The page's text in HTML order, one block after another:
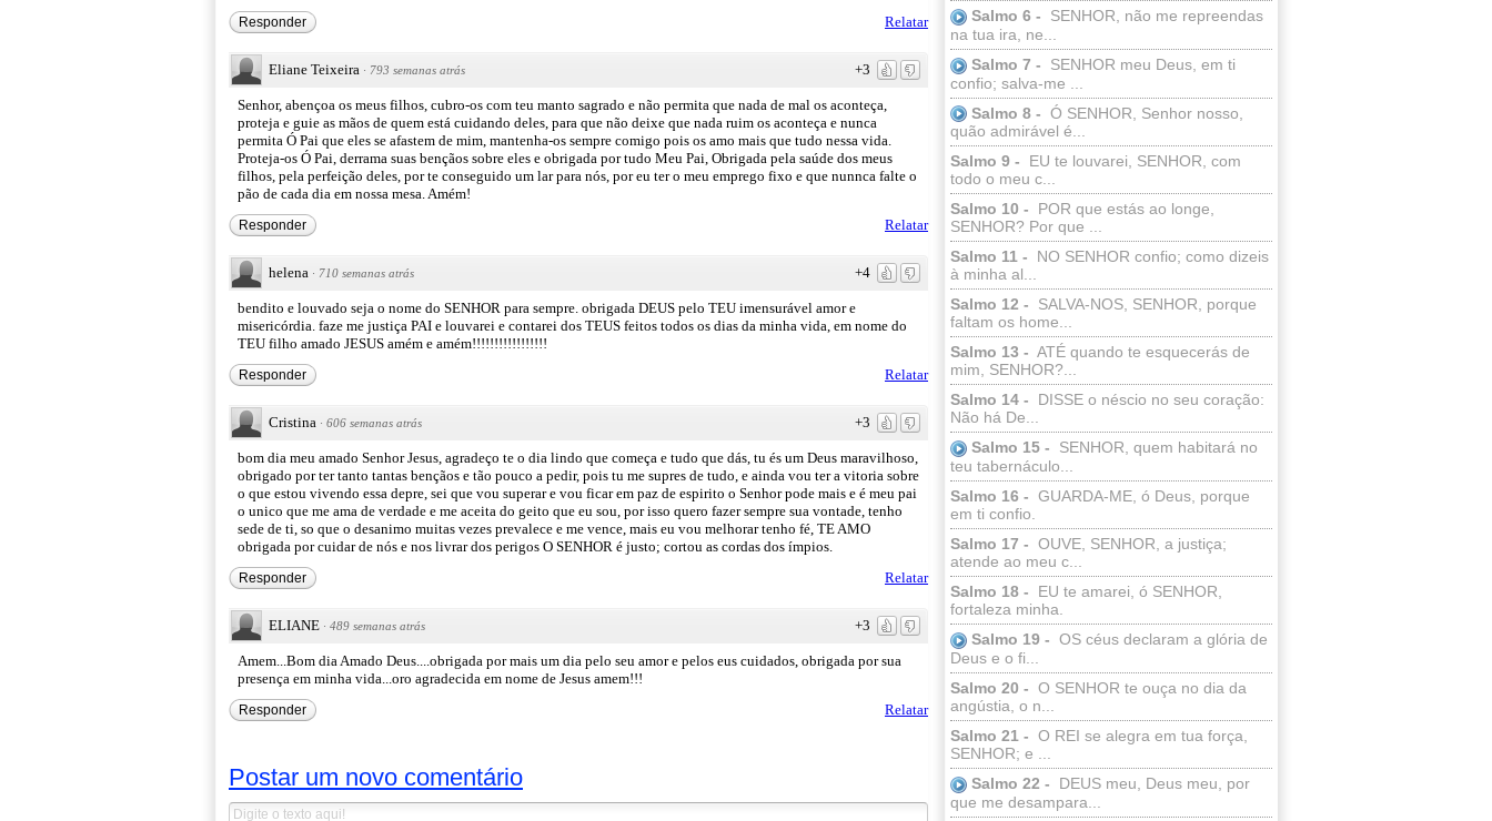
Salmo 6 -
SENHOR, não me repreendas
na tua ira, ne...
Salmo 7 -
SENHOR meu Deus, em ti
confio; salva-me ...
Salmo 8 - Ó SENHOR, Senhor nosso,
quão admirável é...
Salmo 9 -
EU te louvarei, SENHOR, com
todo o meu c...
Salmo 10 -
POR que estás ao longe,
SENHOR? Por que ...
Salmo 11 -
NO SENHOR confio; como dizeis
à minha al...
Salmo 12 -
SALVA-NOS, SENHOR, porque
faltam os home...
Salmo 13 - ATÉ quando te esquecerás de
mim, SENHOR?...
Salmo 14 -
DISSE o néscio no seu coração:
Não há De...
Salmo 15 -
SENHOR, quem habitará no
teu tabernáculo...
Salmo 16 - GUARDA-ME, ó Deus, porque
em ti confio.
Salmo 17 - OUVE, SENHOR, a justiça;
atende ao meu c...
Salmo 18 -
EU te amarei, ó SENHOR,
fortaleza minha.
Salmo 19 - OS céus declaram a glória de
Deus e o fi...
Salmo 20 - O SENHOR te ouça no dia da
angústia, o n...
Salmo 21 - O REI se alegra em tua força,
SENHOR; e ...
Salmo 22 -
DEUS meu, Deus meu, por
que me desampara...
Relatar
Responder
+3
Eliane Teixeira · 793 semanas atrás
Senhor, abençoa os meus filhos, cubro-os com teu manto sagrado e não permita que nada de mal os aconteça,
proteja e guie as mãos de quem está cuidando deles, para que não deixe que nada ruim os aconteça e nunca
permita Ó Pai que eles se afastem de mim, mantenha-os sempre comigo pois os amo mais que tudo nessa vida.
Proteja-os Ó Pai, derrama suas bençãos sobre eles e obrigada por tudo Meu Pai, Obrigada pela saúde dos meus
filhos, pela perfeição deles, por te conseguido um lar para nós, por eu ter o meu emprego fixo e que nunnca falte o
pão de cada dia em nossa mesa. Amém!
Relatar
Responder
+4
helena · 710 semanas atrás
bendito e louvado seja o nome do SENHOR para sempre. obrigada DEUS pelo TEU imensurável amor e
misericórdia. faze me justiça PAI e louvarei e contarei dos TEUS feitos todos os dias da minha vida, em nome do
TEU filho amado JESUS amém e amém!!!!!!!!!!!!!!!!!
Relatar
Responder
+3
Cristina · 606 semanas atrás
bom dia meu amado Senhor Jesus, agradeço te o dia lindo que começa e tudo que dás, tu és um Deus maravilhoso,
obrigado por ter tanto tantas bençãos e tão pouco a pedir, pois tu me supres de tudo, e ainda vou ter a vitoria sobre
o que estou vivendo essa depre, sei que vou superar e vou ficar em paz de espirito o Senhor pode mais e é meu pai
o unico que me ama de verdade e me aceita do geito que eu sou, por isso quero fazer sempre sua vontade, tenho
sede de ti, so que o desanimo muitas vezes prevalece e me vence, mais eu vou melhorar tenho fé, TE AMO
obrigada por cuidar de nós e nos livrar dos perigos O SENHOR é justo; cortou as cordas dos ímpios.
Relatar
Responder
+3
ELIANE · 489 semanas atrás
Amem...Bom dia Amado Deus....obrigada por mais um dia pelo seu amor e pelos eus cuidados, obrigada por sua
presença em minha vida...oro agradecida em nome de Jesus amem!!!
Relatar
Responder
Postar um novo comentário